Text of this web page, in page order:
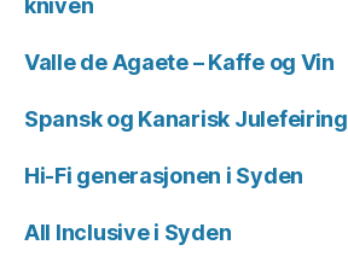
kniven
Valle de Agaete – Kaffe og Vin
Spansk og Kanarisk Julefeiring
Hi-Fi generasjonen i Syden
All Inclusive i Syden